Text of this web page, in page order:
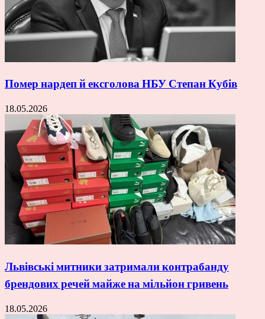
Помер нардеп й ексголова НБУ Степан Кубів
18.05.2026
Львівські митники затримали контрабанду
брендових речей майже на мільйон гривень
18.05.2026